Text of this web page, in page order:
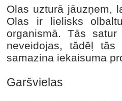
Olas uzturā jāuzņem,
Olas ir lielisks
organismā. Tās
neveidojas, tādēļ
samazina iekaisuma
Garšvielas